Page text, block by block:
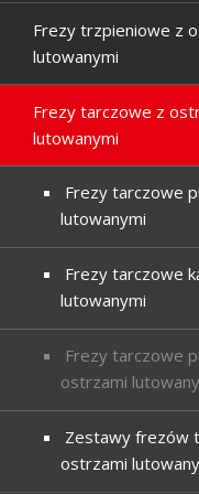
Frezy trzpieniowe z
lutowanymi
Frezy tarczowe z
lutowanymi
Frezy tarczowe
lutowanymi
Frezy tarczowe
lutowanymi
Frezy tarczowe
ostrzami
Zestawy frezów
ostrzami